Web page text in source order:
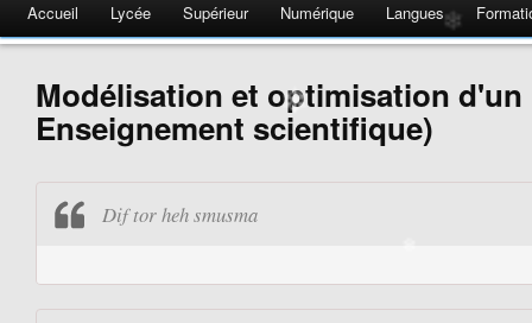
❄
Accueil Lycée Supérieur Numérique Langues
Modélisation et optimisation d'un
Enseignement scientifique)
Dif tor heh smusma